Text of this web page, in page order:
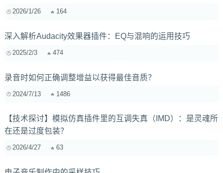
2026/1/26 164
深入解析Audacity效果器插件：EQ与混响的运用技巧
2025/2/3 474
录音时如何正确调整增益以获得最佳音质？
2024/7/13 1486
【技术探讨】模拟仿真插件里的互调失真（IMD）：是灵魂所
在还是过度包装？
2026/4/27 63